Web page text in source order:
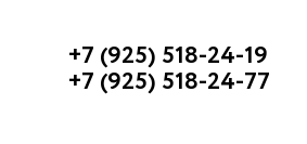
+7 (925) 518-24-19
+7 (925) 518-24-77